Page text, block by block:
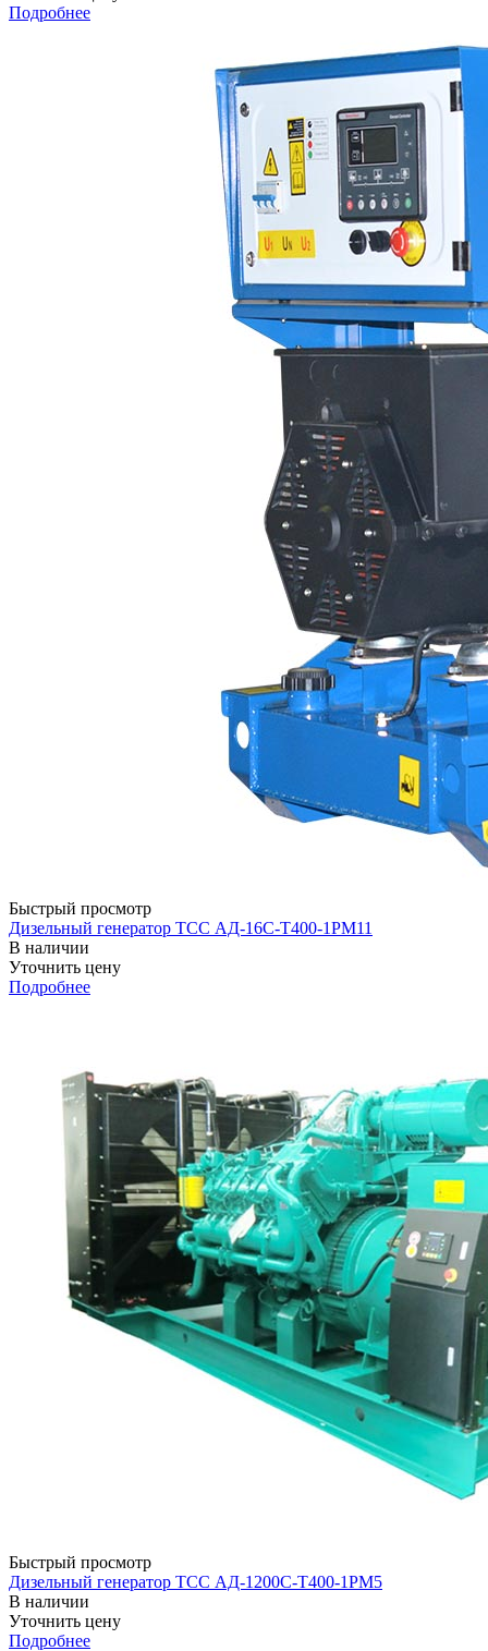
Подробнее
Быстрый просмотр
Дизельный генератор ТСС АД-16С-Т400-1РМ11
В наличии
Уточнить цену
Подробнее
Быстрый просмотр
Дизельный генератор ТСС АД-1200С-Т400-1РМ5
В наличии
Уточнить цену
Подробнее